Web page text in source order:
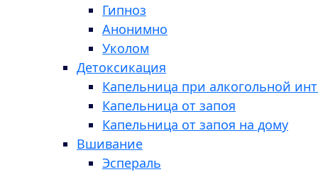
Гипноз
Анонимно
Уколом
Детоксикация
Капельница при алкогольной
Капельница от запоя
Капельница от запоя на дому
Вшивание
Эспераль